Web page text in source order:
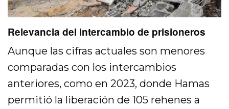
Relevancia del intercambio de prisioneros
Aunque las cifras actuales son menores
comparadas con los intercambios
anteriores, como en 2023, donde Hamas
permitió la liberación de 105 rehenes a